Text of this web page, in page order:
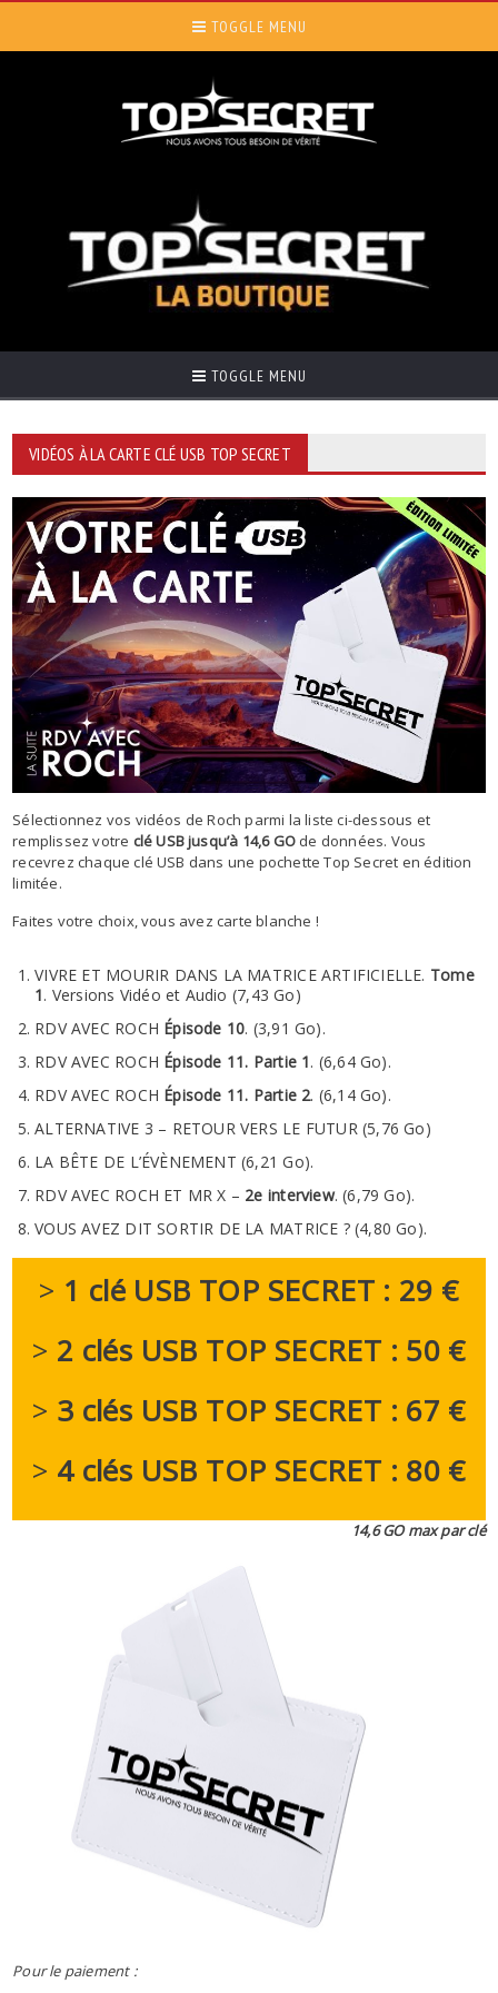
TOGGLE MENU
TOGGLE MENU
VIDÉOS À LA CARTE CLÉ USB TOP SECRET
Sélectionnez vos vidéos de Roch parmi la liste ci-dessous et
remplissez votre clé USB jusqu’à 14,6 GO de données. Vous
recevrez chaque clé USB dans une pochette Top Secret en édition
limitée.
Faites votre choix, vous avez carte blanche !
VIVRE ET MOURIR DANS LA MATRICE ARTIFICIELLE. Tome
1. Versions Vidéo et Audio (7,43 Go)
RDV AVEC ROCH Épisode 10. (3,91 Go).
RDV AVEC ROCH Épisode 11. Partie 1. (6,64 Go).
RDV AVEC ROCH Épisode 11. Partie 2. (6,14 Go).
ALTERNATIVE 3 – RETOUR VERS LE FUTUR (5,76 Go)
LA BÊTE DE L’ÉVÈNEMENT (6,21 Go).
RDV AVEC ROCH ET MR X – 2e interview. (6,79 Go).
VOUS AVEZ DIT SORTIR DE LA MATRICE ? (4,80 Go).
> 1 clé USB TOP SECRET : 29 €
> 2 clés USB TOP SECRET : 50 €
> 3 clés USB TOP SECRET : 67 €
> 4 clés USB TOP SECRET : 80 €
14,6 GOmaxpar clé
Pour le paiement :